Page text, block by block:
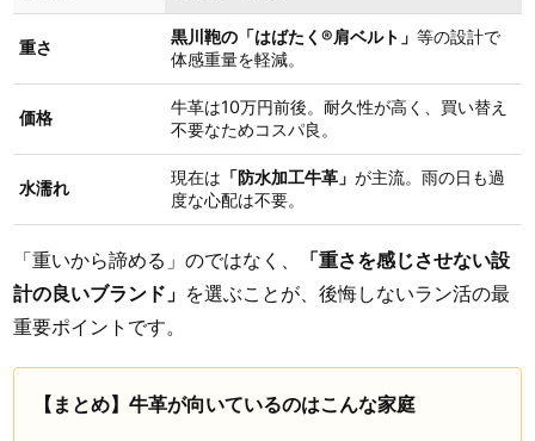
重さ
黒川鞄の「はばたく®肩ベルト」 等の設計で
体感重量を軽減。
価格
牛革は10万円前後。耐久性が高く、買い替え
不要なためコスパ良。
水濡れ
現在は 「防水加工牛革」 が主流。雨の日も過
度な心配は不要。
「重いから諦める」のではなく、
「重さを感じさせない設
計の良いブランド」 を選ぶことが、後悔しないラン活の最
重要ポイントです。
【まとめ】牛革が向いているのはこんな家庭